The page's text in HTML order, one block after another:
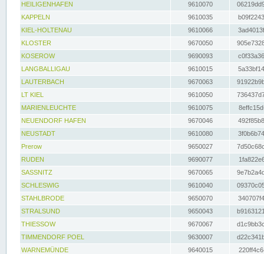
HEILIGENHAFEN
9610070
KAPPELN
9610035
KIEL-HOLTENAU
9610066
KLOSTER
9670050
KOSEROW
9690093
LANGBALLIGAU
9610015
LAUTERBACH
9670063
LT KIEL
9610050
MARIENLEUCHTE
9610075
NEUENDORF HAFEN
9670046
NEUSTADT
9610080
Prerow
9650027
RUDEN
9690077
SASSNITZ
9670065
SCHLESWIG
9610040
STAHLBRODE
9650070
STRALSUND
9650043
THIESSOW
9670067
TIMMENDORF POEL
9630007
WARNEMÜNDE
9640015